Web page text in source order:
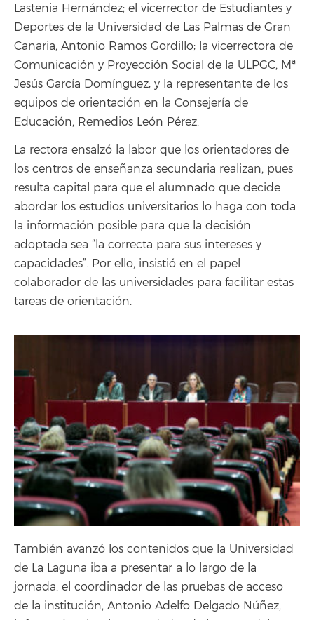
Lastenia Hernández; el vicerrector de Estudiantes y
Deportes de la Universidad de Las Palmas de Gran
Canaria, Antonio Ramos Gordillo; la vicerrectora de
Comunicación y Proyección Social de la ULPGC, Mª
Jesús García Domínguez; y la representante de los
equipos de orientación en la Consejería de
Educación, Remedios León Pérez.
La rectora ensalzó la labor que los orientadores de
los centros de enseñanza secundaria realizan, pues
resulta capital para que el alumnado que decide
abordar los estudios universitarios lo haga con toda
la información posible para que la decisión
adoptada sea “la correcta para sus intereses y
capacidades”. Por ello, insistió en el papel
colaborador de las universidades para facilitar estas
tareas de orientación.
También avanzó los contenidos que la Universidad
de La Laguna iba a presentar a lo largo de la
jornada: el coordinador de las pruebas de acceso
de la institución, Antonio Adelfo Delgado Núñez,